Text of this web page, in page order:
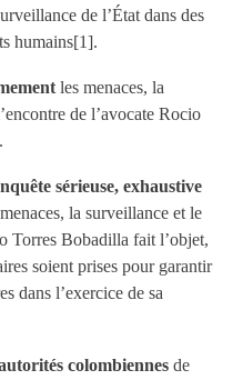
de l’État dans des
humains[1].
les menaces, la
de l’avocate Rocio
sérieuse, exhaustive
la surveillance et le
Torres Bobadilla fait l’objet,
soient prises pour garantir
dans l’exercice de sa
colombiennes de